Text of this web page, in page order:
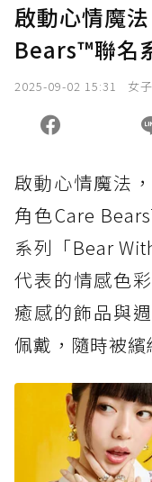
啟動心情魔
Bears™聯名
2025-09-02 15:31 女
啟動心情魔法
角色Care
系列「Bear
代表的情感色
癒感的飾品與
佩戴，隨時被繽